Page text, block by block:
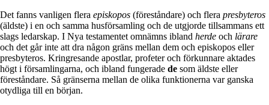
Det fanns vanligen flera episkopos (föreståndare) och flera presbyteros
(äldste) i en och samma husförsamling och de utgjorde tillsammans ett
slags ledarskap. I Nya testamentet omnämns ibland herde och lärare
och det går inte att dra någon gräns mellan dem och episkopos eller
presbyteros. Kringresande apostlar, profeter och förkunnare aktades
högt i församlingarna, och ibland fungerade de som äldste eller
föreståndare. Så gränserna mellan de olika funktionerna var ganska
otydliga till en början.